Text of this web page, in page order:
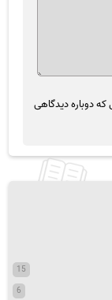
که دوباره دیدگاهی
15
6